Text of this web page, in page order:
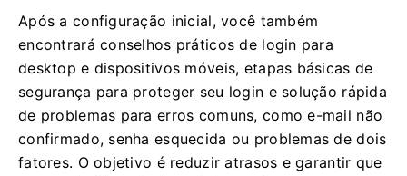
Após a configuração inicial, você também
encontrará conselhos práticos de login para
desktop e dispositivos móveis, etapas básicas de
segurança para proteger seu login e solução rápida
de problemas para erros comuns, como e-mail não
confirmado, senha esquecida ou problemas de dois
fatores. O objetivo é reduzir atrasos e garantir que